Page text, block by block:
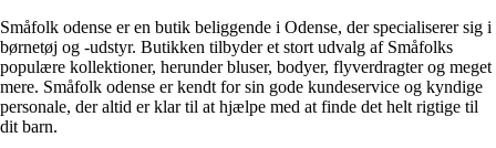
Småfolk odense er en butik beliggende i Odense, der specialiserer sig i
børnetøj og -udstyr. Butikken tilbyder et stort udvalg af Småfolks
populære kollektioner, herunder bluser, bodyer, flyverdragter og meget
mere. Småfolk odense er kendt for sin gode kundeservice og kyndige
personale, der altid er klar til at hjælpe med at finde det helt rigtige til
dit barn.